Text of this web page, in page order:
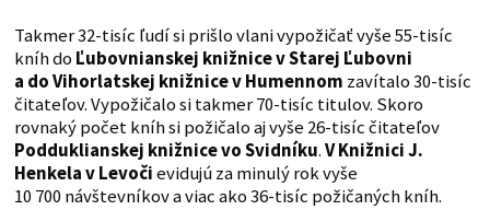
Takmer 32-tisíc ľudí si prišlo vlani vypožičať vyše 55-tisíc
kníh do Ľubovnianskej knižnice v Starej Ľubovni
a do Vihorlatskej knižnice v Humennom zavítalo 30-tisíc
čitateľov. Vypožičalo si takmer 70-tisíc titulov. Skoro
rovnaký počet kníh si požičalo aj vyše 26-tisíc čitateľov
Podduklianskej knižnice vo Svidníku.V Knižnici J.
Henkela v Levočievidujú za minulý rok vyše
10 700 návštevníkov a viac ako 36-tisíc požičaných kníh.